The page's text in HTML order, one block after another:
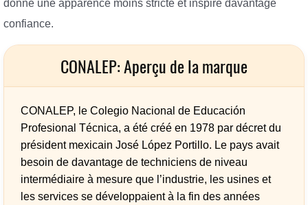
donne une apparence moins stricte et inspire davantage
confiance.
CONALEP: Aperçu de la marque
CONALEP, le Colegio Nacional de Educación
Profesional Técnica, a été créé en 1978 par décret du
président mexicain José López Portillo. Le pays avait
besoin de davantage de techniciens de niveau
intermédiaire à mesure que l’industrie, les usines et
les services se développaient à la fin des années